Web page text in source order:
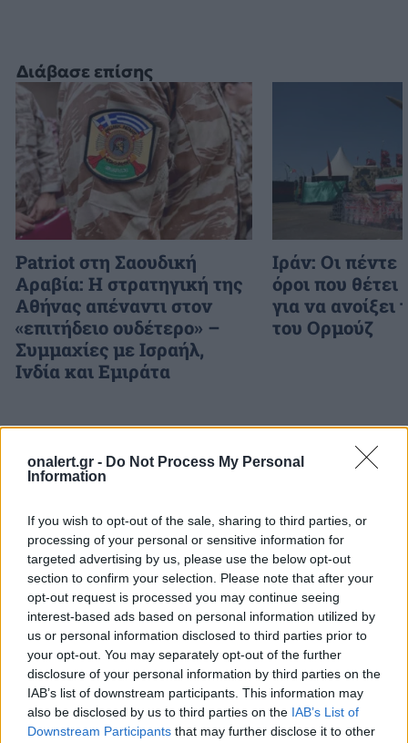
onalert.gr - Do Not Process My Personal
Information
If you wish to opt-out of the sale, sharing to third parties, or
processing of your personal or sensitive information for
targeted advertising by us, please use the below opt-out
section to confirm your selection. Please note that after your
opt-out request is processed you may continue seeing
interest-based ads based on personal information utilized by
us or personal information disclosed to third parties prior to
your opt-out. You may separately opt-out of the further
disclosure of your personal information by third parties on the
IAB’s list of downstream participants. This information may
also be disclosed by us to third parties on the IAB’s List of
Downstream Participants that may further disclose it to other
Διάβασε επίσης
Patriot στη Σαουδική
Αραβία: Η στρατηγική της
Αθήνας απέναντι στον
«επιτήδειο ουδέτερο» –
Συμμαχίες με Ισραήλ,
Ινδία και Εμιράτα
Ιράν: Οι πέντε
όροι που
για να ανοίξει
του Ορμούζ